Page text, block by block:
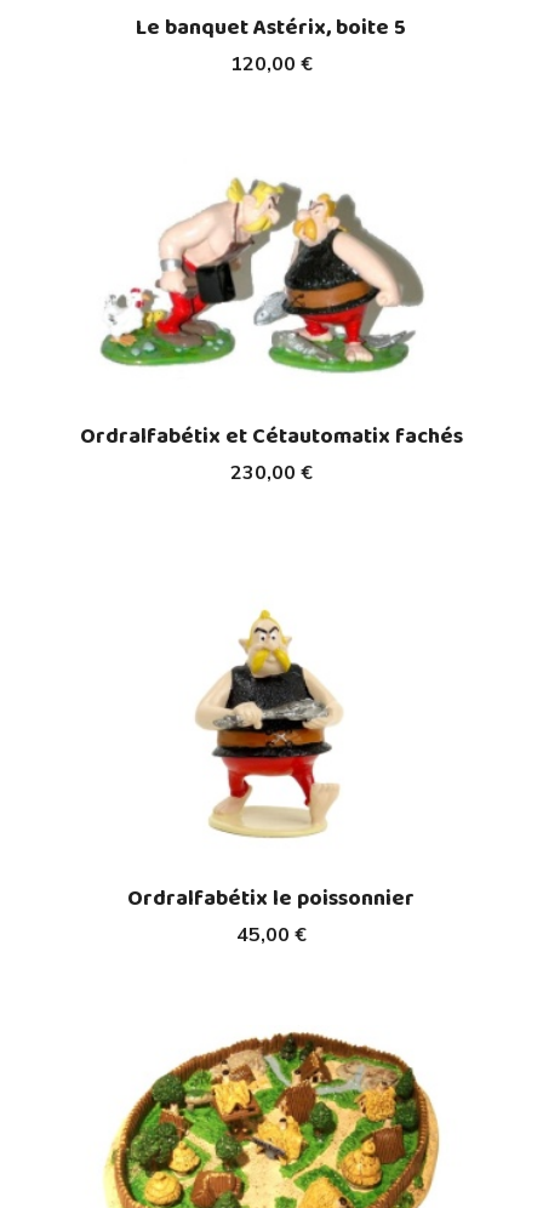
120,00 €
Le banquet Astérix, boite 5
230,00 €
Ordralfabétix et Cétautomatix fachés
45,00 €
Ordralfabétix le poissonnier